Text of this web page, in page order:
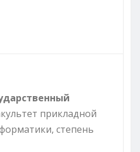
прикладной
степень